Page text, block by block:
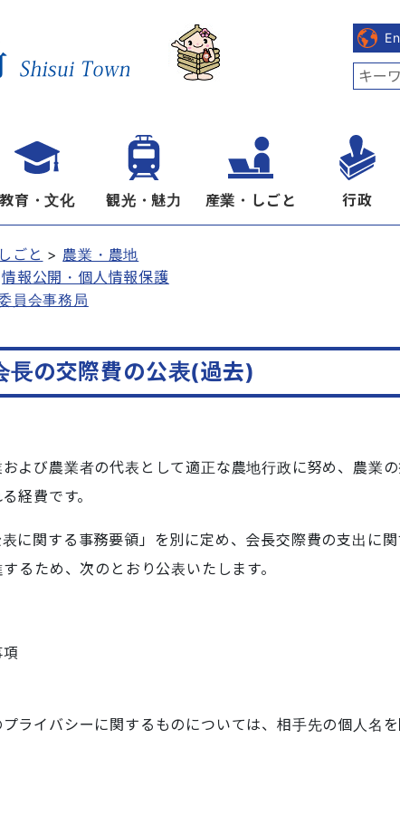
教育・文化 観光・魅力 産業・しごと 行政
ごと
農業・農地
情報公開・個人情報保護
員会事務局
長の交際費の公表(過去)
よび農業者の代表として適正な農地行政に努め、農業
経費です。
に関する事務要領」を別に定め、会長交際費の支出に
るため、次のとおり公表いたします。
ライバシーに関するものについては、相手先の個人名